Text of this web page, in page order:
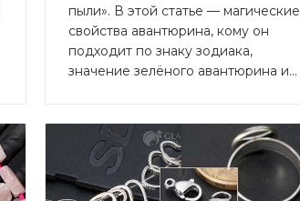
пыли». В этой статье — магические
свойства авантюрина, кому он
подходит по знаку зодиака,
значение зелёного авантюрина и...